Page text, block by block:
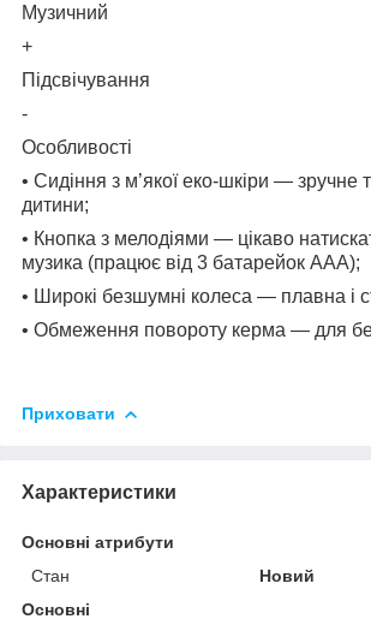
Музичний
+
Підсвічування
-
Особливості
• Сидіння з м’якої еко-шкіри — зручне
дитини;
• Кнопка з мелодіями — цікаво
музика (працює від 3 батарейок AAA);
• Широкі безшумні колеса — плавна і
• Обмеження повороту керма — для
Приховати
Характеристики
Основні атрибути
Стан
Новий
Основні